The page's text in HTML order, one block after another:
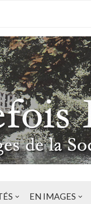
EN IMAGES